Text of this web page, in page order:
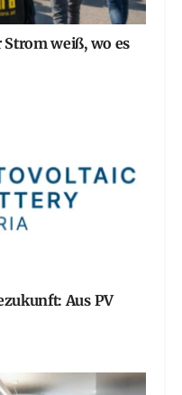
Strom weiß, wo es
Aus PV